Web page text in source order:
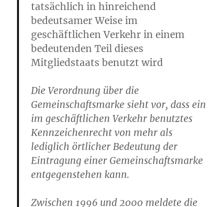
tatsächlich in hinreichend
bedeutsamer Weise im
geschäftlichen Verkehr in einem
bedeutenden Teil dieses
Mitgliedstaats benutzt wird
Die Verordnung über die
Gemeinschaftsmarke sieht vor, dass ein
im geschäftlichen Verkehr benutztes
Kennzeichenrecht von mehr als
lediglich örtlicher Bedeutung der
Eintragung einer Gemeinschaftsmarke
entgegenstehen kann.
Zwischen 1996 und 2000 meldete die